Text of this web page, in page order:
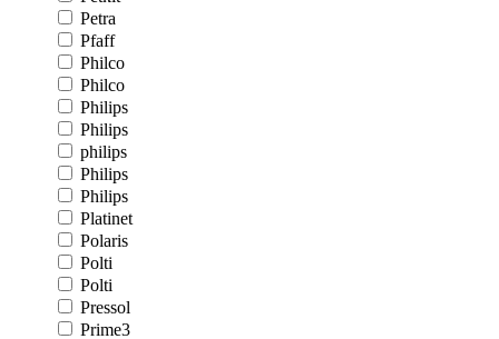
Petra
Pfaff
Philco
Philco
Philips
Philips
philips
Philips
Philips
Platinet
Polaris
Polti
Polti
Pressol
Prime3